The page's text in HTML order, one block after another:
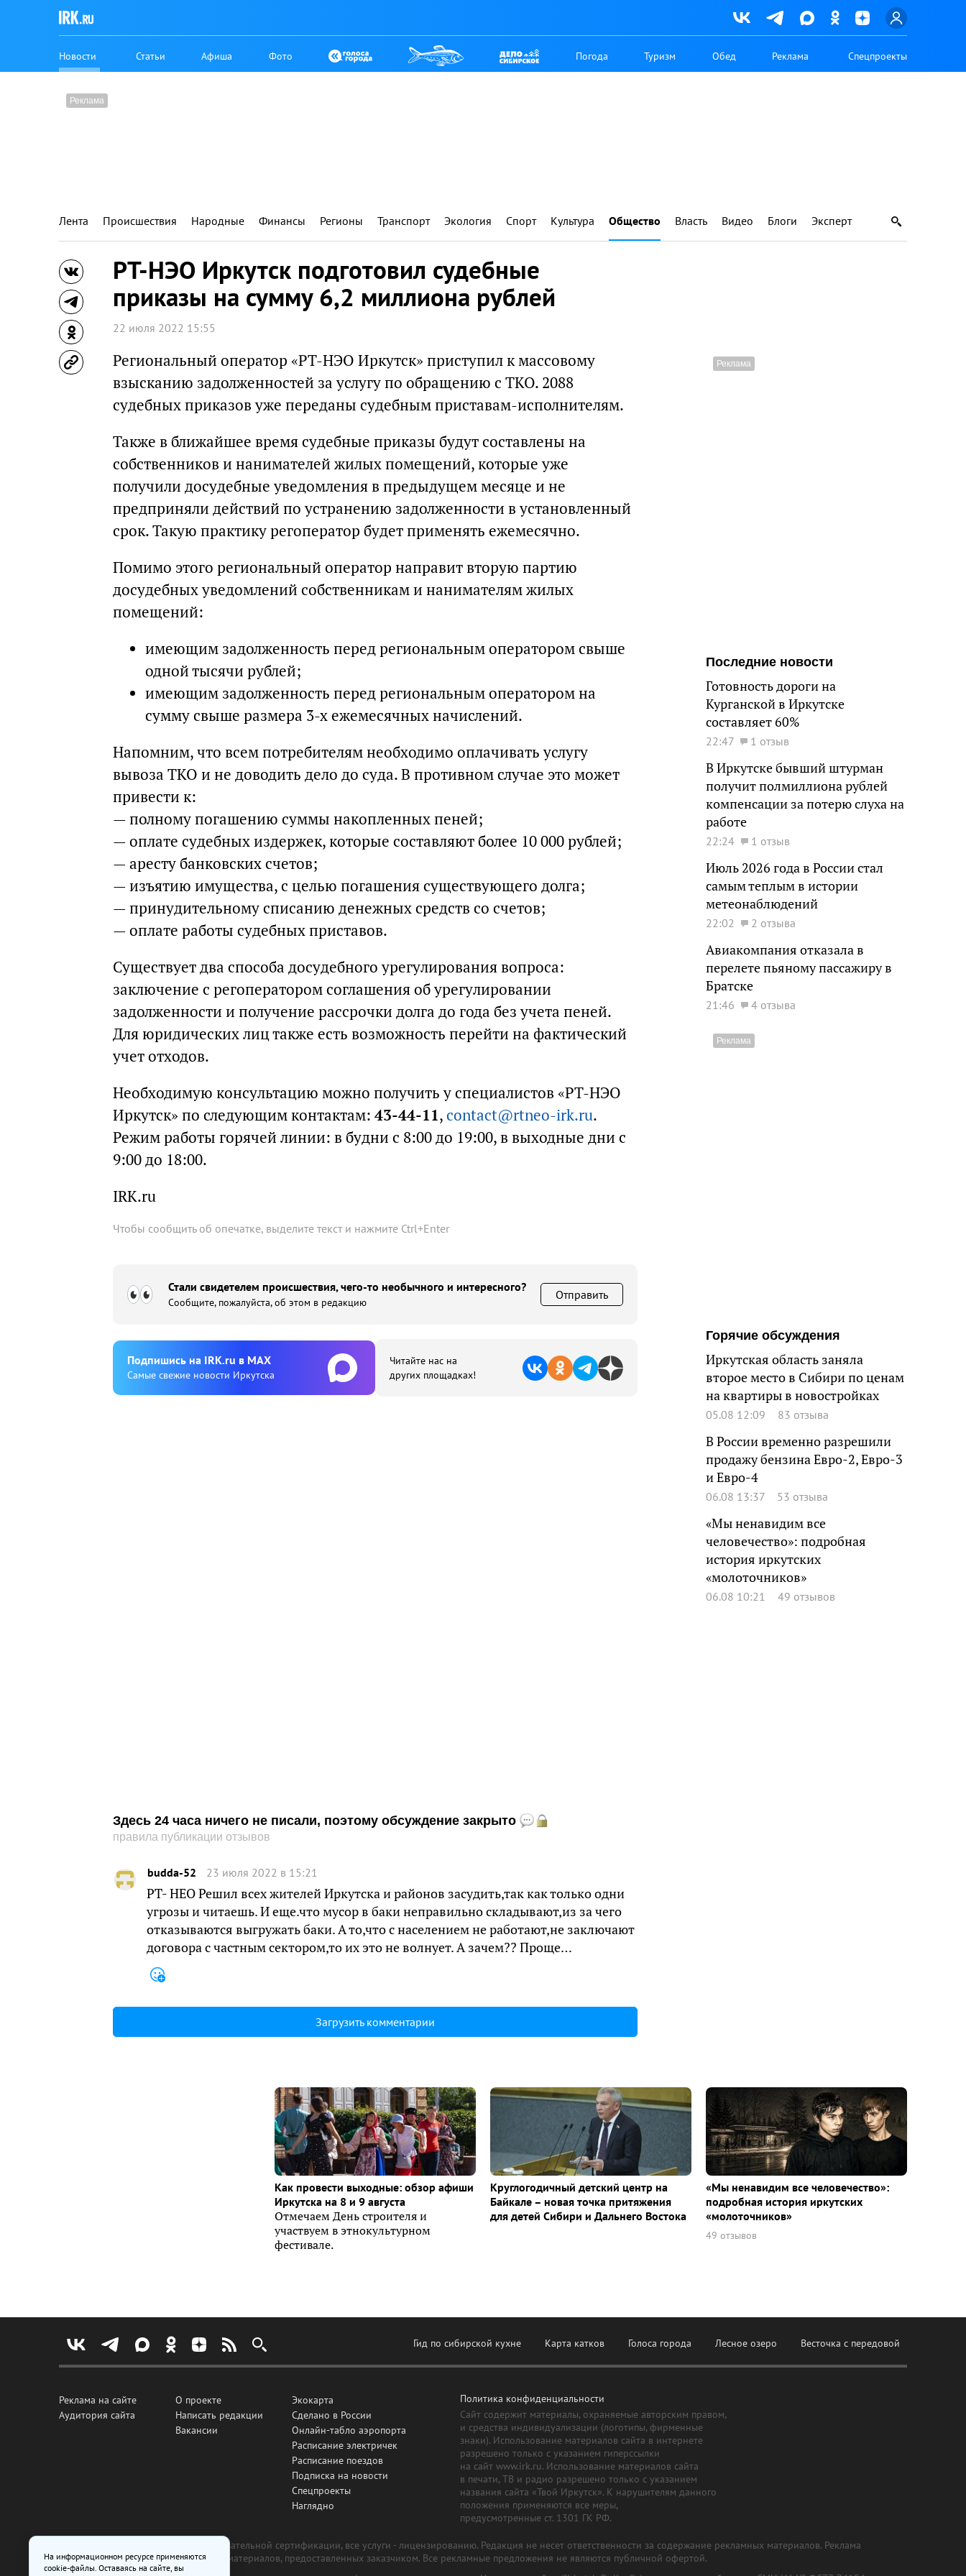
Новости Статьи Афиша Фото Погода Туризм Обед Реклама Спецпроекты
Лента Происшествия Народные Финансы Регионы Транспорт Экология Спорт Культура Общество Власть Видео Блоги Эксперт
РТ-НЭО Иркутск подготовил судебные
приказы на сумму 6,2 миллиона рублей
22 июля 2022 15:55
Региональный оператор «РТ-НЭО Иркутск» приступил к массовому
взысканию задолженностей за услугу по обращению с ТКО. 2088
судебных приказов уже переданы судебным приставам-исполнителям.
Также в ближайшее время судебные приказы будут составлены на
собственников и нанимателей жилых помещений, которые уже
получили досудебные уведомления в предыдущем месяце и не
предприняли действий по устранению задолженности в установленный
срок. Такую практику регоператор будет применять ежемесячно.
Помимо этого региональный оператор направит вторую партию
досудебных уведомлений собственникам и нанимателям жилых
помещений:
имеющим задолженность перед региональным оператором свыше
одной тысячи рублей;
имеющим задолженность перед региональным оператором на
сумму свыше размера 3-х ежемесячных начислений.
Напомним, что всем потребителям необходимо оплачивать услугу
вывоза ТКО и не доводить дело до суда. В противном случае это может
привести к:
— полному погашению суммы накопленных пеней;
— оплате судебных издержек, которые составляют более 10 000 рублей;
— аресту банковских счетов;
— изъятию имущества, с целью погашения существующего долга;
— принудительному списанию денежных средств со счетов;
— оплате работы судебных приставов.
Существует два способа досудебного урегулирования вопроса:
заключение с регоператором соглашения об урегулировании
задолженности и получение рассрочки долга до года без учета пеней.
Для юридических лиц также есть возможность перейти на фактический
учет отходов.
Необходимую консультацию можно получить у специалистов «РТ-НЭО
Иркутск» по следующим контактам: 43-44-11,contact@rtneo-irk.ru.
Режим работы горячей линии: в будни с 8:00 до 19:00, в выходные дни с
9:00 до 18:00.
IRK.ru
Чтобы сообщить об опечатке, выделите текст и нажмите Ctrl+Enter
Стали свидетелем происшествия, чего-то необычного и интересного?
Сообщите, пожалуйста, об этом в редакцию
Отправить
Подпишиcь на IRK.ru в MAX
Cамые свежие новости Иркутска
Читайте нас на
других площадках!
Здесь 24 часа ничего не писали, поэтому обсуждение закрыто
правила публикации отзывов
budda-52 23 июля 2022 в 15:21
РТ- НЕО Решил всех жителей Иркутска и районов засудить,так как только одни
угрозы и читаешь. И еще.что мусор в баки неправильно складывают,из за чего
отказываются выгружать баки. А то,что с населением не работают,не заключают
договора с частным сектором,то их это не волнует. А зачем?? Проще…
Загрузить комментарии
Последние новости
Готовность дороги на
Курганской в Иркутске
составляет 60%
22:47 1 отзыв
В Иркутске бывший штурман
получит полмиллиона рублей
компенсации за потерю слуха на
работе
22:24 1 отзыв
Июль 2026 года в России стал
самым теплым в истории
метеонаблюдений
22:02 2 отзыва
Авиакомпания отказала в
перелете пьяному пассажиру в
Братске
21:46 4 отзыва
Горячие обсуждения
Иркутская область заняла
второе место в Сибири по ценам
на квартиры в новостройках
05.08 12:09 83 отзыва
В России временно разрешили
продажу бензина Евро-2, Евро-3
и Евро-4
06.08 13:37 53 отзыва
«Мы ненавидим все
человечество»: подробная
история иркутских
«молоточников»
06.08 10:21 49 отзывов
Как провести выходные: обзор афиши
Иркутска на 8 и 9 августа
Отмечаем День строителя и
участвуем в этнокультурном
фестивале.
Круглогодичный детский центр на
Байкале – новая точка притяжения
для детей Сибири и Дальнего Востока
«Мы ненавидим все человечество»:
подробная история иркутских
«молоточников»
49 отзывов
Гид по сибирской кухне Карта катков Голоса города Лесное озеро Весточка с передовой
Реклама на сайте
Аудитория сайта
О проекте
Написать редакции
Вакансии
Экокарта
Сделано в России
Онлайн-табло аэропорта
Расписание электричек
Расписание поездов
Подписка на новости
Спецпроекты
Наглядно
Политика конфиденциальности
Сайт содержит материалы, охраняемые авторским правом,
и средства индивидуализации (логотипы, фирменные
знаки). Использование материалов сайта в интернете
разрешено только с указанием гиперссылки
на сайт www.irk.ru. Использование материалов сайта
в печати, ТВ и радио разрешено только с указанием
названия сайта «Твой Иркутск». К нарушителям данного
положения применяются все меры,
предусмотренные ст. 1301 ГК РФ.
Все рекламные товары подлежат обязательной сертификации, все услуги - лицензированию. Редакция не несет ответственности за содержание рекламных материалов. Реклама
изготовлена и размещена на основе материалов, предоставленных заказчиком. Все рекламные предложения не являются публичной офертой.
На информационном ресурсе применяются
cookie-файлы. Оставаясь на сайте, вы